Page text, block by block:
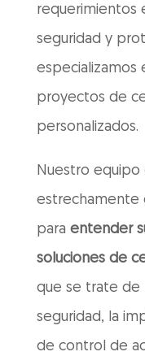
requerimientos
seguridad y
especializamos
proyectos de
personalizados.
​Nuestro equipo
estrechamente
para entender
soluciones de
que se trate de
seguridad, la
de control de